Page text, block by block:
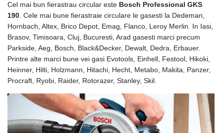
Cel mai bun fierastrau circular este Bosch Professional GKS
190 . Cele mai bune fierastraie circulare le gasesti la Dedeman,
Hornbach, Altex, Brico Depot, Emag, Flanco, Leroy Merlin. In Iasi,
Brasov, Timisoara, Cluj, Bucuresti, Arad gasesti marci precum
Parkside, Aeg, Bosch, Black&Decker, Dewalt, Dedra, Erbauer.
Printre alte marci bune vei gasi Evotools, Einhell, Festool, Hikoki,
Heinner, Hilti, Holzmann, Hitachi, Hecht, Metabo, Makita, Panzer,
Procraft, Ryobi, Raider, Rotorazer, Stanley, Skil.